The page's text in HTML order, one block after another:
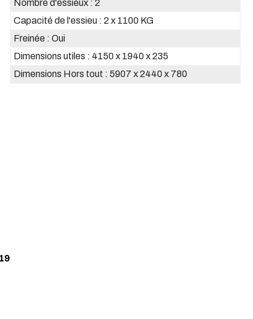
Nombre d'essieux : 2
Capacité de l'essieu : 2 x 1100 KG
Freinée : Oui
Dimensions utiles : 4150 x 1940 x 235
Dimensions Hors tout : 5907 x 2440 x 780